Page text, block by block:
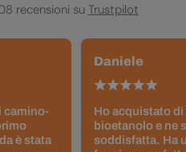
recensioni su Trustpilot
camino-
è stata
Daniele
Ho acquistato di
bioetanolo e ne
soddisfatta. Ha